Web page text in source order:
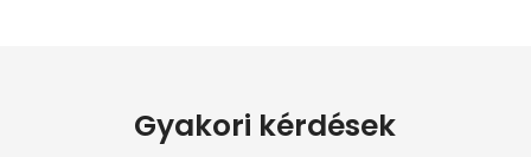
Gyakori kérdések